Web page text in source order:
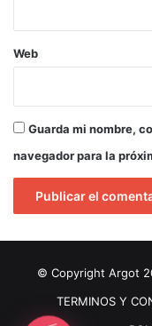
Web
Guarda mi nombre,
navegador para la
© Copyright Argot
TERMINOS Y